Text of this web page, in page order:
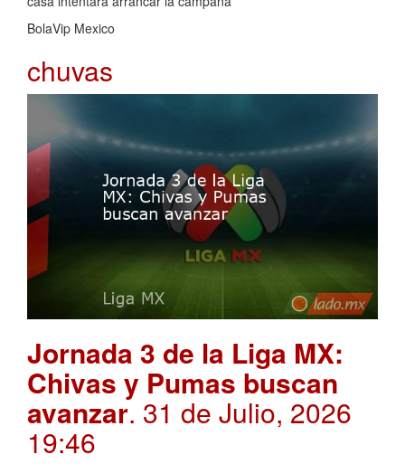
BolaVip Mexico
chuvas
Jornada 3 de la Liga MX:
Chivas y Pumas buscan
avanzar. 31 de Julio, 2026
19:46